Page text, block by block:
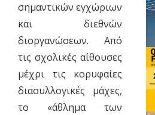
σημαντικών εγχώριων
και διεθνών
διοργανώσεων. Από
τις σχολικές αίθουσες
μέχρι τις κορυφαίες
διασυλλογικές μάχες,
το «άθλημα των